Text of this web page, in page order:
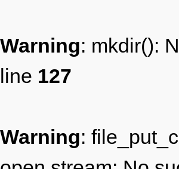
Warning: mkdir():
line 127
Warning: